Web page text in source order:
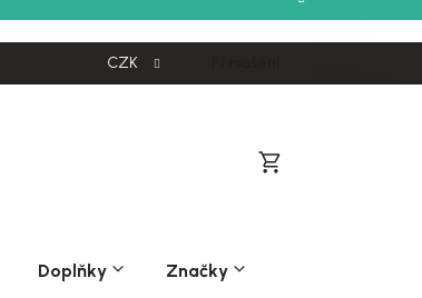
CZK
Nákupní
Doplňky Značky